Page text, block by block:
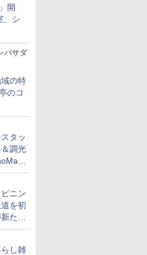
開
、シ
バサダ
の特
のコ
タッ
調光
ニン
を初
たな
線へ
らし雑